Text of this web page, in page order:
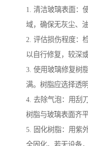
1. 清洁玻璃表面：
域，确保无灰尘、
2. 评估损伤程度：
以自行修复，较深
3. 使用玻璃修复树
满。树脂应选择透
4. 去除气泡：用刮
树脂与玻璃表面齐平
5. 固化树脂：用紫